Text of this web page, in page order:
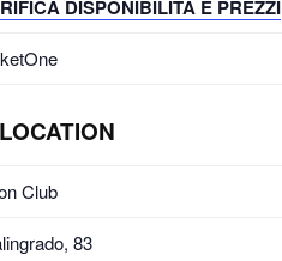
DISPONIBILITÀ E PREZZI
LOCATION
Club
83